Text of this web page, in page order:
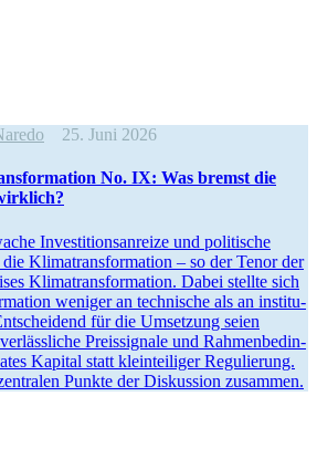
25. Juni 2026
No. IX: Was bremst die
Inves­ti­ti­ons­an­reize und politische
Klima­trans­for­mation – so der Tenor der
Klima­trans­for­mation. Dabei stellte sich
weniger an technische als an insti­tu­
für die Umsetzung seien
Preis­si­gnale und Rahmen­be­din­
Kapital statt klein­tei­liger Regulierung.
Punkte der Diskussion zusammen.